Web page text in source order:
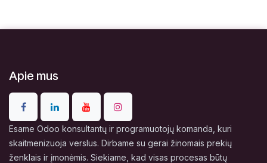
Apie mus
Esame Odoo konsultantų ir programuotojų komanda, kuri
skaitmenizuoja verslus. Dirbame su gerai žinomais prekių
ženklais ir įmonėmis. Siekiame, kad visas procesas būtų